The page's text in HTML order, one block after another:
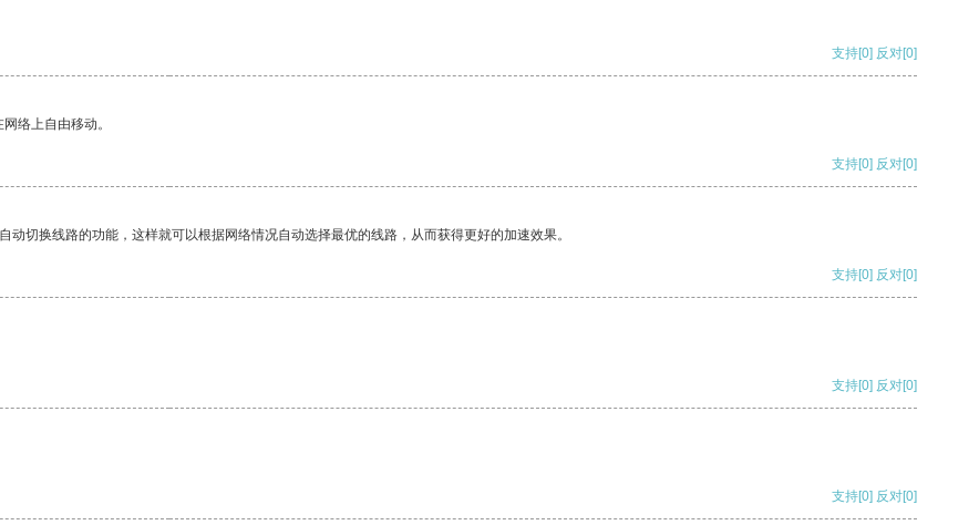
支持[0] 反对[0]
络上自由移动。
支持[0] 反对[0]
切换线路的功能，这样就可以根据网络情况自动选择最优的线路，从而获得更好的加速效果。
支持[0] 反对[0]
支持[0] 反对[0]
支持[0] 反对[0]